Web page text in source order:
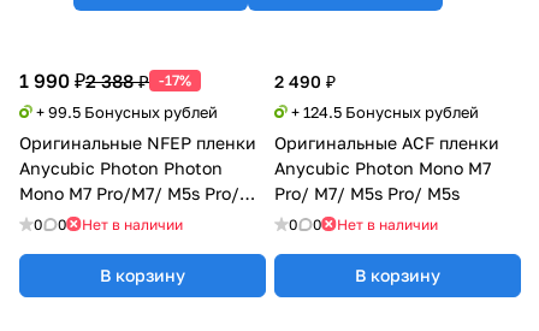
1 990 ₽2 388 ₽ -17%
+ 99.5 Бонусных рублей
Оригинальные NFEP пленки
Anycubic Photon Photon
Mono M7 Pro/M7/ M5s Pro/
M5s/ M5
0 0 Нет в наличии
В корзину
2 490 ₽
+ 124.5 Бонусных рублей
Оригинальные ACF пленки
Anycubic Photon Mono M7
Pro/ M7/ M5s Pro/ M5s
0 0 Нет в наличии
В корзину